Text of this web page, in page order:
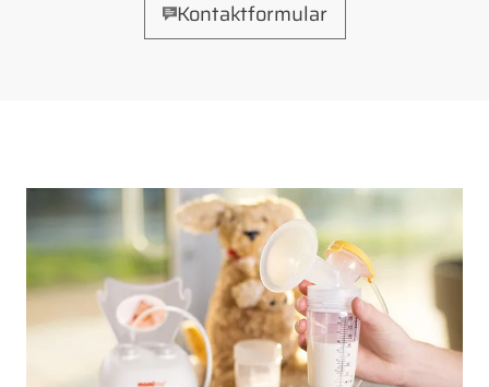
Kontaktformular